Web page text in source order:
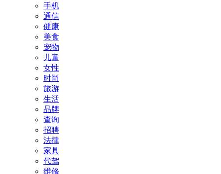
手机
通信
健康
美食
宠物
儿童
女性
时尚
旅游
生活
品牌
查询
招聘
法律
家具
代驾
维修